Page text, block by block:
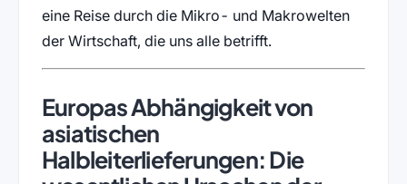
eine Reise durch die Mikro- und Makrowelten
der Wirtschaft, die uns alle betrifft.
Europas Abhängigkeit von
asiatischen
Halbleiterlieferungen: Die